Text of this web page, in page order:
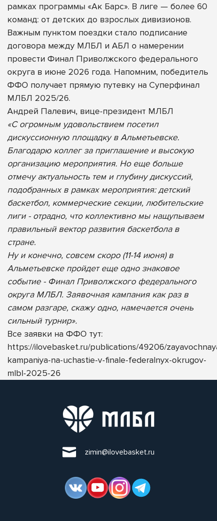
рамках программы «Ак Барс». В лиге — более 60
команд: от детских до взрослых дивизионов.
Важным пунктом поездки стало подписание
договора между МЛБЛ и АБЛ о намерении
провести Финал Приволжского федерального
округа в июне 2026 года. Напомним, победитель
ФФО получает прямую путевку на Суперфинал
МЛБЛ 2025/26.
Андрей Палевич, вице-президент МЛБЛ
«С огромным удовольствием посетил
дискуссионную площадку в Альметьевске.
Благодарю коллег за приглашение и высокую
организацию мероприятия. Но еще больше
отмечу актуальность тем и глубину дискуссий,
подобранных в рамках мероприятия: детский
баскетбол, коммерческие секции, любительские
лиги - отрадно, что коллективно мы нащупываем
правильный вектор развития баскетбола в
стране.
Ну и конечно, совсем скоро (11-14 июня) в
Альметьевске пройдет еще одно знаковое
событие - Финал Приволжского федерального
округа МЛБЛ. Заявочная кампания как раз в
самом разгаре, скажу одно, намечается очень
сильный турнир».
Все заявки на ФФО тут:
https://ilovebasket.ru/publications/49206/
kampaniya-na-uchastie-v-finale-federalnyx-okrugov-
mlbl-2025-26
zimin@ilovebasket.ru